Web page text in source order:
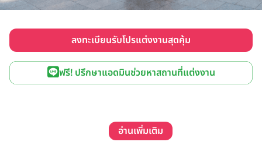
ลงทะเบียนรับโปรแต่งงานสุดคุ้ม
ฟรี! ปรึกษาแอดมินช่วยหาสถานที่แต่งงาน
อ่านเพิ่มเติม